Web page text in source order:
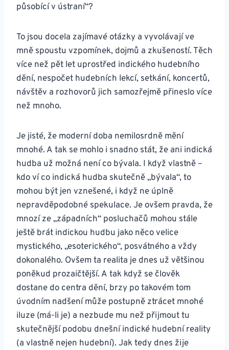
působící v ústraní“?
To jsou docela zajímavé otázky a vyvolávají ve
mně spoustu vzpomínek, dojmů a zkušeností. Těch
více než pět let uprostřed indického hudebního
dění, nespočet hudebních lekcí, setkání, koncertů,
návštěv a rozhovorů jich samozřejmě přineslo více
než mnoho.
Je jisté, že moderní doba nemilosrdně mění
mnohé. A tak se mohlo i snadno stát, že ani indická
hudba už možná není co bývala. I když vlastně –
kdo ví co indická hudba skutečně „bývala“, to
mohou být jen vznešené, i když ne úplně
nepravděpodobné spekulace. Je ovšem pravda, že
mnozí ze „západních“ posluchačů mohou stále
ještě brát indickou hudbu jako něco velice
mystického, „esoterického“, posvátného a vždy
dokonalého. Ovšem ta realita je dnes už většinou
poněkud prozaičtější. A tak když se člověk
dostane do centra dění, brzy po takovém tom
úvodním nadšení může postupně ztrácet mnohé
iluze (má-li je) a nezbude mu než přijmout tu
skutečnější podobu dnešní indické hudební reality
(a vlastně nejen hudební). Jak tedy dnes žije